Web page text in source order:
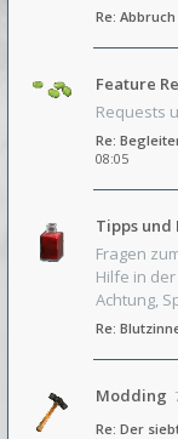
Re:
Feature
Requests
Re:
08:05
Tipps und
Fragen
Hilfe in
Achtung,
Re:
Modding
Re: Der